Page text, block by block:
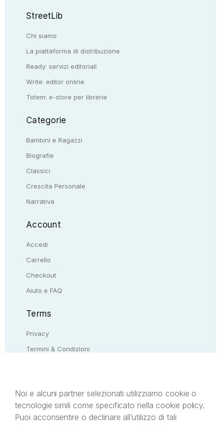
StreetLib
Chi siamo
La piattaforma di distribuzione
Ready: servizi editoriali
Write: editor online
Totem: e-store per librerie
Categorie
Bambini e Ragazzi
Biografie
Classici
Crescita Personale
Narrativa
Account
Accedi
Carrello
Checkout
Aiuto e FAQ
Terms
Privacy
Termini & Condizioni
Il presente sito web è di proprietà di StreetLib S.r.l.
Noi e alcuni partner selezionati utilizziamo cookie o
tecnologie simili come specificato nella cookie policy.
Puoi acconsentire o declinare all’utilizzo di tali